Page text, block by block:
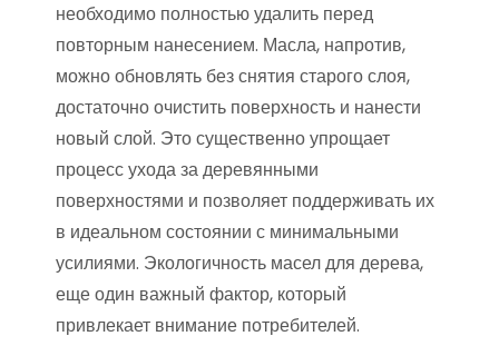
необходимо полностью удалить перед
повторным нанесением. Масла, напротив,
можно обновлять без снятия старого слоя,
достаточно очистить поверхность и нанести
новый слой. Это существенно упрощает
процесс ухода за деревянными
поверхностями и позволяет поддерживать их
в идеальном состоянии с минимальными
усилиями. Экологичность масел для дерева,
еще один важный фактор, который
привлекает внимание потребителей.